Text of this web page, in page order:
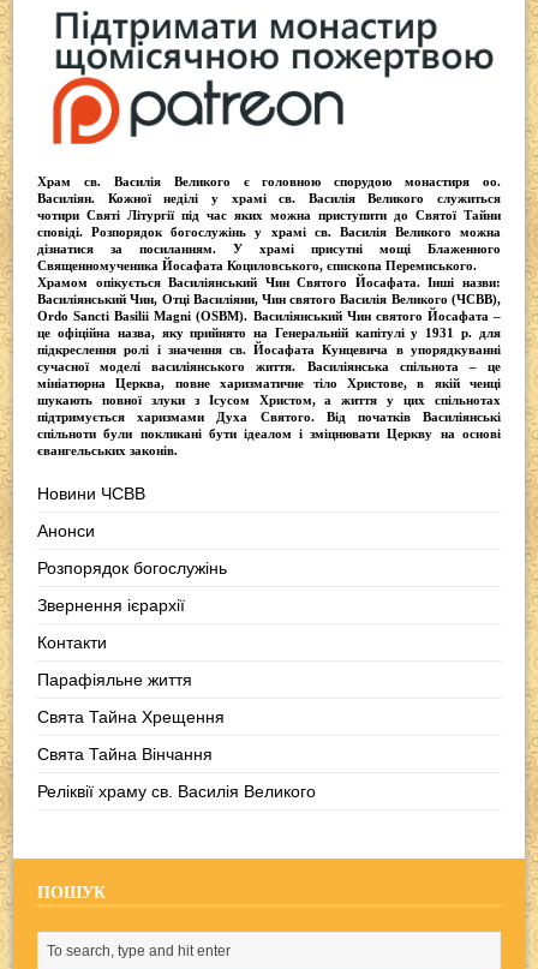
b
o
o
k
a
m
A
p
p
Храм св. Василія Великого є головною спорудою монастиря оо.
Василіян. Кожної неділі у храмі св. Василія Великого служиться
чотириСвяті Літургії під час яких можна приступити до Святої Тайни
сповіді.Розпорядок богослужінь у храмі св. Василія Великого можна
дізнатися за посиланням. У храмі присутні мощі Блаженного
Священномученика Йосафата Коциловського, єпископа Перемиського.
Храмом опікуєтьсяВасиліянський Чин Святого Йосафата. Інші назви:
Василіянський Чин, Отці Василіяни, Чин святого Василія Великого (ЧСВВ),
Ordо Sancti Basilii Magni (OSBM). Василіянський Чин святого Йосафата –
це офіційна назва, яку прийнято на Генеральній капітулі у 1931 р. для
підкреслення ролі і значення св. Йосафата Кунцевича в упорядкуванні
сучасної моделі василіянського життя. Василіянська спільнота – це
мініатюрна Церква, повне харизматичне тіло Христове, в якій ченці
шукають повної злуки з Iсусом Христом, а життя у цих спільнотах
підтримується харизмами Духа Святого. Від початків Василіянські
спільноти були покликані бути ідеалом і зміцнювати Церкву на основі
євангельських законів.
Новини ЧСВВ
Анонси
Розпорядок богослужінь
Звернення ієрархії
Контакти
Парафіяльне життя
Свята Тайна Хрещення
Свята Тайна Вінчання
Реліквії храму св. Василія Великого
ПОШУК